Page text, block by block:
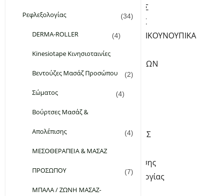
PEELING ΣΩΜΑΤΟΣ
ΚΡΕΜΕΣ ΣΩΜΑΤΟΣ
ΑΠΟΣΜΗΤΙΚΑ-ΑΝΤΙΚΟΥΝΟΥΠΙΚΑ
ΥΓΡΑ ΣΑΠΟΥΝΙΑ
ΦΡΟΝΤΙΔΑ ΧΕΡΙΩΝ-ΝΥΧΙΩΝ
SERUM ΝΥΧΙΩΝ
ΚΡΕΜΕΣ ΧΕΡΙΩΝ
ΑΛΑΤΑ – ΑΡΓΙΛΟΙ-ΣΚΟΝΕΣ
Kinesiotape Κινησιοταινίες
Βούρτσες Μασάζ & Απολέπισης
Συσκευές Μασάζ – Ρεφλεξολογίας
DERMA-ROLLER
Ρεφλεξολογίας (34)
DERMA-ROLLER (4)
Kinesiotape Κινησιοταινίες
(2)
Βεντούζες Μασάζ Προσώπου
Σώματος (4)
Βούρτσες Μασάζ &
Απολέπισης (4)
ΜΕΣΟΘΕΡΑΠΕΙΑ & ΜΑΣΑΖ
ΠΡΟΣΩΠΟΥ (7)
ΜΠΑΛΑ / ΖΩΝΗ ΜΑΣΑΖ-